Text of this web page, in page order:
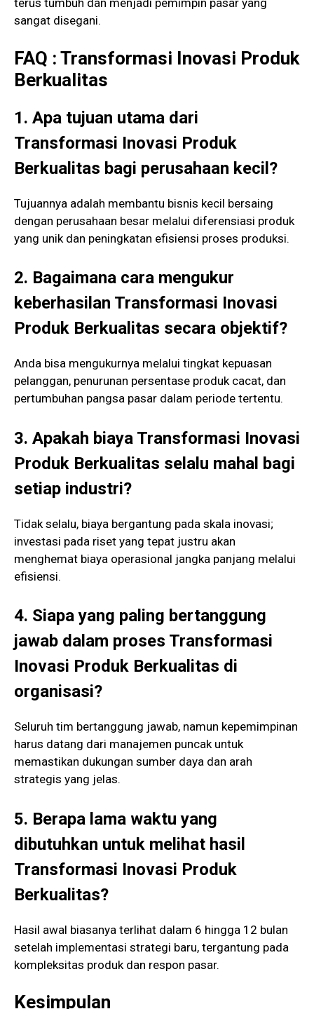
terus tumbuh dan menjadi pemimpin pasar yang
sangat disegani.
FAQ : Transformasi Inovasi Produk
Berkualitas
1. Apa tujuan utama dari
Transformasi Inovasi Produk
Berkualitas bagi perusahaan kecil?
Tujuannya adalah membantu bisnis kecil bersaing
dengan perusahaan besar melalui diferensiasi produk
yang unik dan peningkatan efisiensi proses produksi.
2. Bagaimana cara mengukur
keberhasilan Transformasi Inovasi
Produk Berkualitas secara objektif?
Anda bisa mengukurnya melalui tingkat kepuasan
pelanggan, penurunan persentase produk cacat, dan
pertumbuhan pangsa pasar dalam periode tertentu.
3. Apakah biaya Transformasi Inovasi
Produk Berkualitas selalu mahal bagi
setiap industri?
Tidak selalu, biaya bergantung pada skala inovasi;
investasi pada riset yang tepat justru akan
menghemat biaya operasional jangka panjang melalui
efisiensi.
4. Siapa yang paling bertanggung
jawab dalam proses Transformasi
Inovasi Produk Berkualitas di
organisasi?
Seluruh tim bertanggung jawab, namun kepemimpinan
harus datang dari manajemen puncak untuk
memastikan dukungan sumber daya dan arah
strategis yang jelas.
5. Berapa lama waktu yang
dibutuhkan untuk melihat hasil
Transformasi Inovasi Produk
Berkualitas?
Hasil awal biasanya terlihat dalam 6 hingga 12 bulan
setelah implementasi strategi baru, tergantung pada
kompleksitas produk dan respon pasar.
Kesimpulan